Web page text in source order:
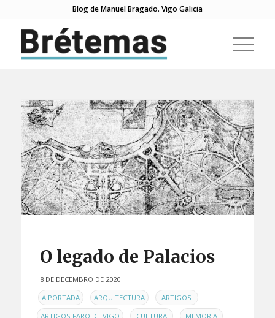
Blog de Manuel Bragado. Vigo Galicia
O legado de Palacios
8 DE DECEMBRO DE 2020
ENA PORTADA , ARQUITECTURA , ARTIGOS ,
ARTIGOS FARO DE VIGO , CULTURA , MEMORIA ,